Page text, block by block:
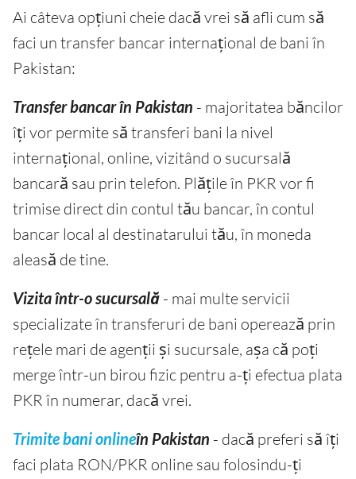
Ai câteva opțiuni cheie dacă vrei să afli cum să
faci un transfer bancar internațional de bani în
Pakistan:
Transfer bancar în Pakistan - majoritatea băncilor
îți vor permite să transferi bani la nivel
internațional, online, vizitând o sucursală
bancară sau prin telefon. Plățile în PKR vor fi
trimise direct din contul tău bancar, în contul
bancar local al destinatarului tău, în moneda
aleasă de tine.
Vizita într-o sucursală - mai multe servicii
specializate în transferuri de bani operează prin
rețele mari de agenții și sucursale, așa că poți
merge într-un birou fizic pentru a-ți efectua plata
PKR în numerar, dacă vrei.
Trimite bani onlineîn Pakistan - dacă preferi să îți
faci plata RON/PKR online sau folosindu-ți